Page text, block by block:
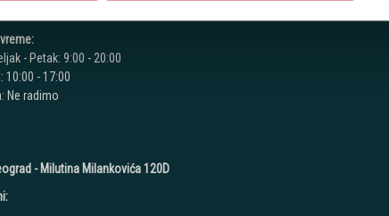
- Petak: 9:00 - 20:00
10:00 - 17:00
Ne radimo
- Milutina Milankovića 120D